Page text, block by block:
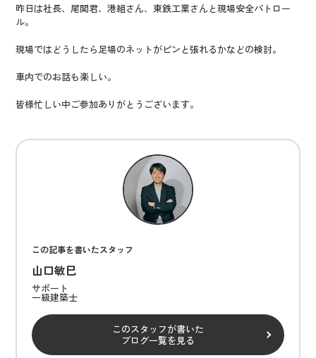
昨日は社長、尾関君、港組さん、東鉄工業さんと現場安全パトロー
ル。
現場ではどうしたら足場のネットがピンと張れるかなどの検討。
車内でのお話も楽しい。
皆様忙しい中ご参加ありがとうございます。
この記事を書いたスタッフ
山口敏巳
サポート
一級建築士
このスタッフが書いた
ブログ一覧を見る